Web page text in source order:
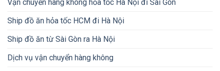
Vận chuyển hàng không hỏa tốc Hà Nội đi Sài Gòn
Ship đồ ăn hỏa tốc HCM đi Hà Nội
Ship đồ ăn từ Sài Gòn ra Hà Nội
Dịch vụ vận chuyển hàng không